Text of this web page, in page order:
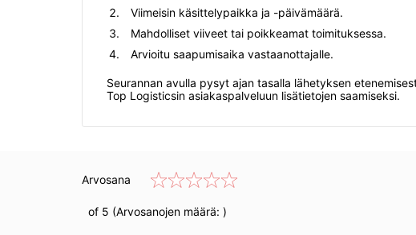
Viimeisin käsittelypaikka ja -päivämäärä.
Mahdolliset viiveet tai poikkeamat toimituksessa.
Arvioitu saapumisaika vastaanottajalle.
Seurannan avulla pysyt ajan tasalla lähetyksen
Top Logisticsin asiakaspalveluun lisätietojen saamiseksi.
Arvosana
of 5 (Arvosanojen määrä: )